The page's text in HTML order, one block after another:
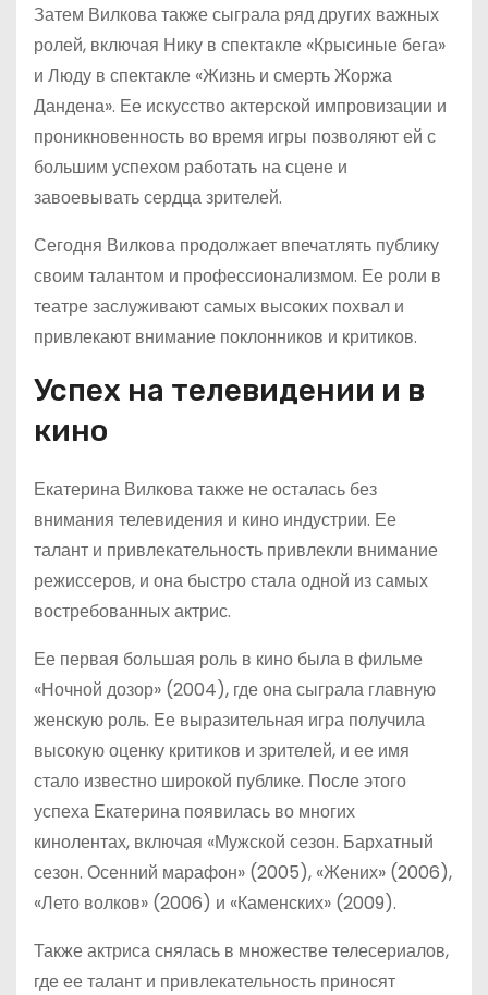
Затем Вилкова также сыграла ряд других важных
ролей, включая Нику в спектакле «Крысиные бега»
и Люду в спектакле «Жизнь и смерть Жоржа
Дандена». Ее искусство актерской импровизации и
проникновенность во время игры позволяют ей с
большим успехом работать на сцене и
завоевывать сердца зрителей.
Сегодня Вилкова продолжает впечатлять публику
своим талантом и профессионализмом. Ее роли в
театре заслуживают самых высоких похвал и
привлекают внимание поклонников и критиков.
Успех на телевидении и в
кино
Екатерина Вилкова также не осталась без
внимания телевидения и кино индустрии. Ее
талант и привлекательность привлекли внимание
режиссеров, и она быстро стала одной из самых
востребованных актрис.
Ее первая большая роль в кино была в фильме
«Ночной дозор» (2004), где она сыграла главную
женскую роль. Ее выразительная игра получила
высокую оценку критиков и зрителей, и ее имя
стало известно широкой публике. После этого
успеха Екатерина появилась во многих
кинолентах, включая «Мужской сезон. Бархатный
сезон. Осенний марафон» (2005), «Жених» (2006),
«Лето волков» (2006) и «Каменских» (2009).
Также актриса снялась в множестве телесериалов,
где ее талант и привлекательность приносят